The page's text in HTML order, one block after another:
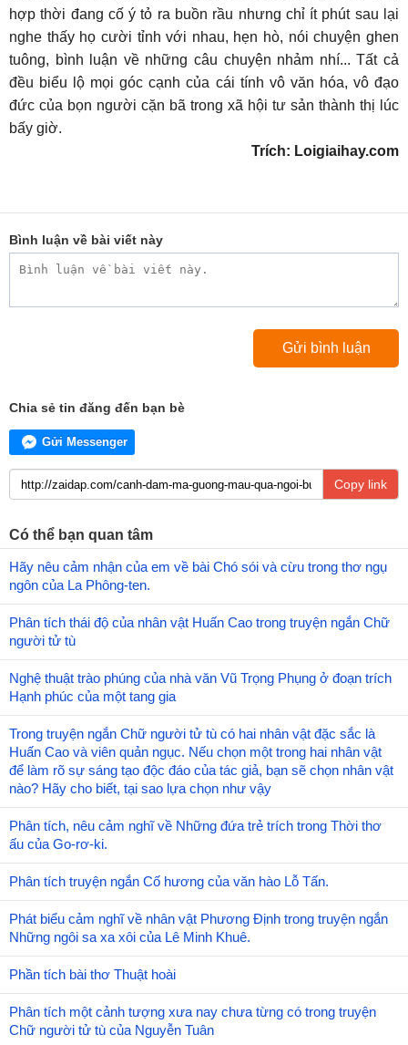
hợp thời đang cố ý tỏ ra buồn rầu nhưng chỉ ít phút sau lại
nghe thấy họ cười tỉnh với nhau, hẹn hò, nói chuyện ghen
tuông, bình luận về những câu chuyện nhảm nhí... Tất cả
đều biểu lộ mọi góc cạnh của cái tính vô văn hóa, vô đạo
đức của bọn người cặn bã trong xã hội tư sản thành thị lúc
bấy giờ.
Trích: Loigiaihay.com
Bình luận về bài viết này
Chia sẻ tin đăng đến bạn bè
Gửi Messenger
Copy link
Có thể bạn quan tâm
Hãy nêu cảm nhận của em về bài Chó sói và cừu trong thơ ngụ
ngôn của La Phông-ten.
Phân tích thái độ của nhân vật Huấn Cao trong truyện ngắn Chữ
người tử tù
Nghệ thuật trào phúng của nhà văn Vũ Trọng Phụng ở đoạn trích
Hạnh phúc của một tang gia
Trong truyện ngắn Chữ người tử tù có hai nhân vật đặc sắc là
Huấn Cao và viên quản ngục. Nếu chọn một trong hai nhân vật
để làm rõ sự sáng tạo độc đáo của tác giả, bạn sẽ chọn nhân vật
nào? Hãy cho biết, tại sao lựa chọn như vậy
Phân tích, nêu cảm nghĩ về Những đứa trẻ trích trong Thời thơ
ấu của Go-rơ-ki.
Phân tích truyện ngắn Cố hương của văn hào Lỗ Tấn.
Phát biểu cảm nghĩ về nhân vật Phương Định trong truyện ngắn
Những ngôi sa xa xôi của Lê Minh Khuê.
Phần tích bài thơ Thuật hoài
Phân tích một cảnh tượng xưa nay chưa từng có trong truyện
Chữ người tử tù của Nguyễn Tuân